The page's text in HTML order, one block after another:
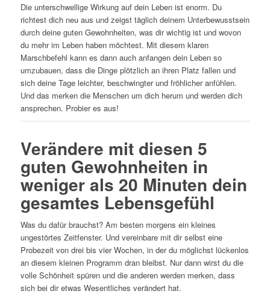
Die unterschwellige Wirkung auf dein Leben ist enorm. Du
richtest dich neu aus und zeigst täglich deinem Unterbewusstsein
durch deine guten Gewohnheiten, was dir wichtig ist und wovon
du mehr im Leben haben möchtest. Mit diesem klaren
Marschbefehl kann es dann auch anfangen dein Leben so
umzubauen, dass die Dinge plötzlich an ihren Platz fallen und
sich deine Tage leichter, beschwingter und fröhlicher anfühlen.
Und das merken die Menschen um dich herum und werden dich
ansprechen. Probier es aus!
Verändere mit diesen 5
guten Gewohnheiten in
weniger als 20 Minuten dein
gesamtes Lebensgefühl
Was du dafür brauchst? Am besten morgens ein kleines
ungestörtes Zeitfenster. Und vereinbare mit dir selbst eine
Probezeit von drei bis vier Wochen, in der du möglichst lückenlos
an diesem kleinen Programm dran bleibst. Nur dann wirst du die
volle Schönheit spüren und die anderen werden merken, dass
sich bei dir etwas Wesentliches verändert hat.